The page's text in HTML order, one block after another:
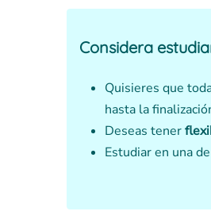
Considera
Quisieres que
hasta la
Deseas tener
Estudiar en una